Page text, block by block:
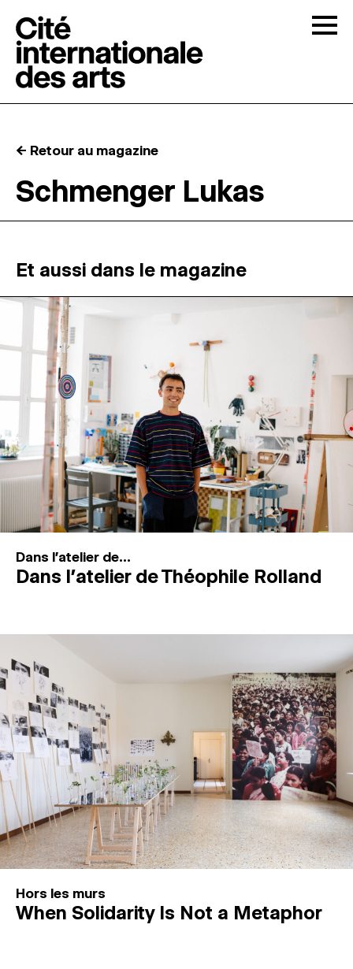
RÉSIDENCES ↓
ATELIERS OUVERTS
PROGRAMMATION
MAGAZINE
ESPACES DE PRATIQUE ARTISTIQUE ↓
Recherche
Connexion
← Retour au magazine
Schmenger Lukas
Et aussi dans le magazine
Dans l'atelier de...
Dans l’atelier de Théophile Rolland
Hors les murs
When Solidarity Is Not a Metaphor